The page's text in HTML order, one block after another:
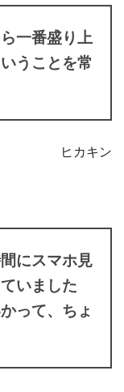
一番盛り上
うことを常
ヒカキン
にスマホ見
いました
って、 ちょ